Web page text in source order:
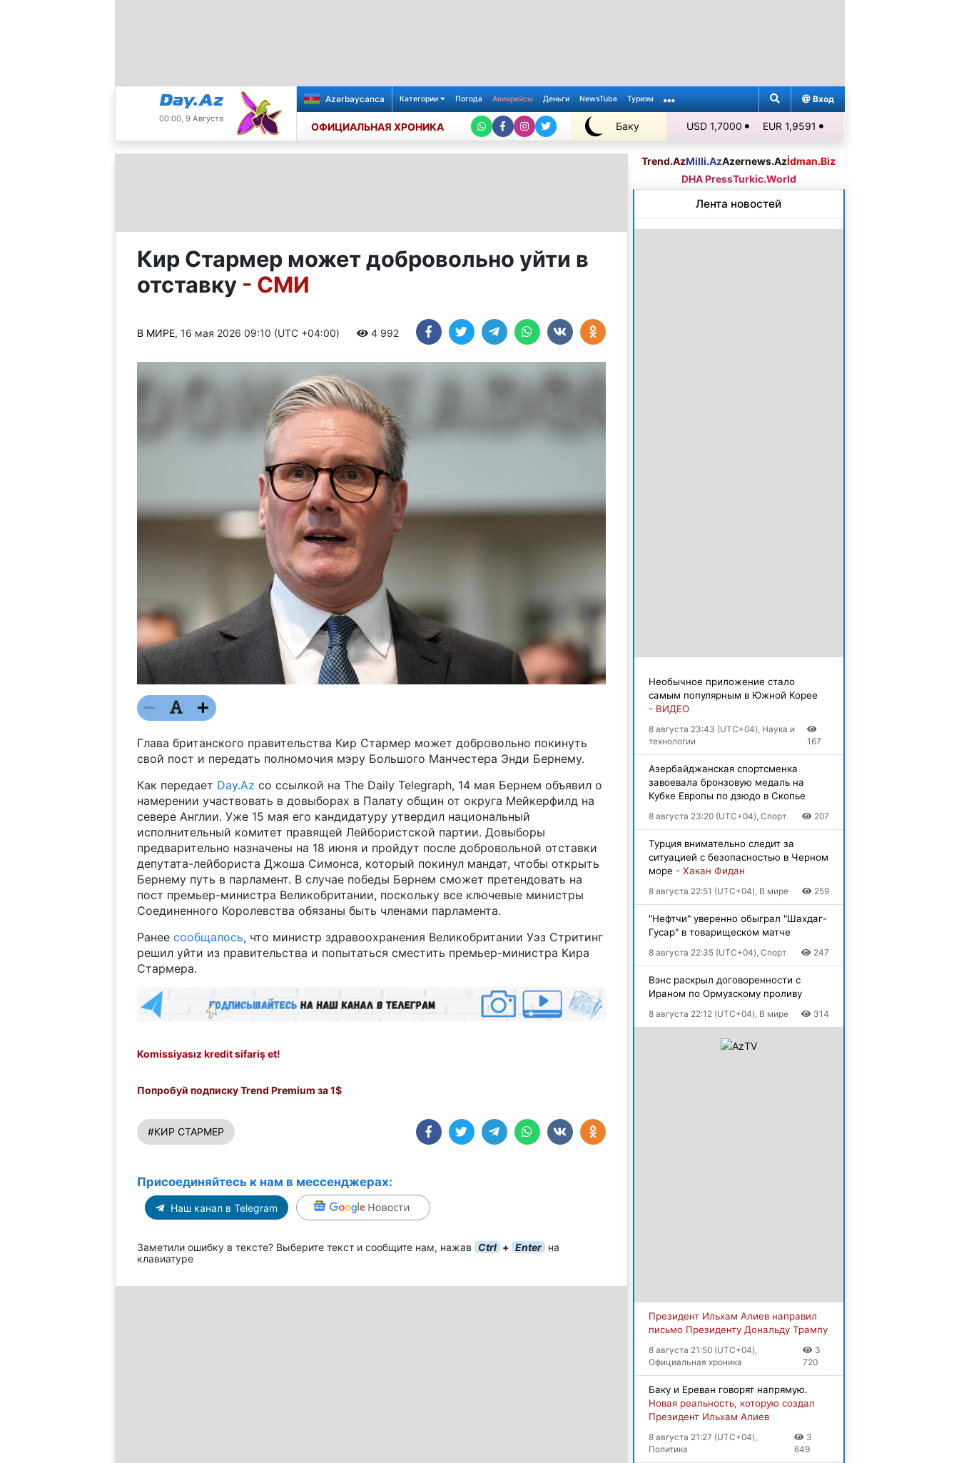
00:00, 9 Августа
Azərbaycanca Категории Погода Авиарейсы Деньги NewsTube Туризм Вход
ОФИЦИАЛЬНАЯ ХРОНИКА Баку
+28℃
USD 1,7000 EUR 1,9591
Кир Стармер может добровольно уйти в
отставку - СМИ
В МИРЕ, 16 мая 2026 09:10 (UTC +04:00) 4 992
Глава британского правительства Кир Стармер может добровольно покинуть
свой пост и передать полномочия мэру Большого Манчестера Энди Бернему.
Как передает Day.Az со ссылкой на The Daily Telegraph, 14 мая Бернем объявил о
намерении участвовать в довыборах в Палату общин от округа Мейкерфилд на
севере Англии. Уже 15 мая его кандидатуру утвердил национальный
исполнительный комитет правящей Лейбористской партии. Довыборы
предварительно назначены на 18 июня и пройдут после добровольной отставки
депутата-лейбориста Джоша Симонса, который покинул мандат, чтобы открыть
Бернему путь в парламент. В случае победы Бернем сможет претендовать на
пост премьер-министра Великобритании, поскольку все ключевые министры
Соединенного Королевства обязаны быть членами парламента.
Ранее сообщалось, что министр здравоохранения Великобритании Уэз Стритинг
решил уйти из правительства и попытаться сместить премьер-министра Кира
Стармера.
Komissiyasız kredit sifariş et!
Попробуй подписку Trend Premium за 1$
#КИР СТАРМЕР
Присоединяйтесь к нам в мессенджерах:
Наш канал в Telegram
Заметили ошибку в тексте? Выберите текст и сообщите нам, нажав Ctrl + Enter на
клавиатуре
Trend.AzMilli.AzAzernews.Azİdman.Biz
DHA PressTurkic.World
Лента новостей
Необычное приложение стало
самым популярным в Южной Корее
- ВИДЕО
8 августа 23:43 (UTC+04), Наука и
технологии
167
Азербайджанская спортсменка
завоевала бронзовую медаль на
Кубке Европы по дзюдо в Скопье
8 августа 23:20 (UTC+04), Спорт 207
Турция внимательно следит за
ситуацией с безопасностью в Черном
море - Хакан Фидан
8 августа 22:51 (UTC+04), В мире 259
"Нефтчи" уверенно обыграл "Шахдаг-
Гусар" в товарищеском матче
8 августа 22:35 (UTC+04), Спорт 247
Вэнс раскрыл договоренности с
Ираном по Ормузскому проливу
8 августа 22:12 (UTC+04), В мире 314
Президент Ильхам Алиев направил
письмо Президенту Дональду Трампу
8 августа 21:50 (UTC+04),
Официальная хроника
3
720
Баку и Ереван говорят напрямую.
Новая реальность, которую создал
Президент Ильхам Алиев
8 августа 21:27 (UTC+04),
Политика
3
649